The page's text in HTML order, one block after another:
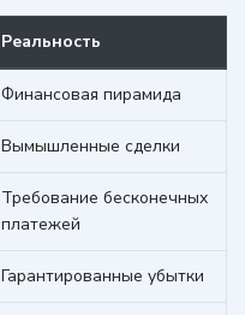
Реальность
Финансовая пирамида
Вымышленные сделки
Требование бесконечных
платежей
Гарантированные убытки